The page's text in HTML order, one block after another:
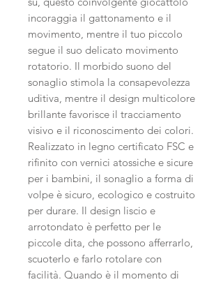
incoraggia il gattonamento e il
movimento, mentre il tuo piccolo
segue il suo delicato movimento
rotatorio. Il morbido suono del
sonaglio stimola la consapevolezza
uditiva, mentre il design multicolore
brillante favorisce il tracciamento
visivo e il riconoscimento dei colori.
Realizzato in legno certificato FSC e
rifinito con vernici atossiche e sicure
per i bambini, il sonaglio a forma di
volpe è sicuro, ecologico e costruito
per durare. Il design liscio e
arrotondato è perfetto per le
piccole dita, che possono afferrarlo,
scuoterlo e farlo rotolare con
facilità. Quando è il momento di